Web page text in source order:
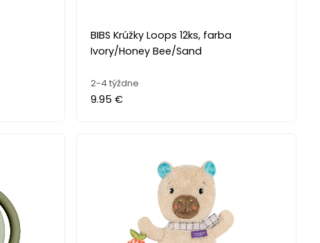
BIBS Krúžky Loops 12ks, farba
Ivory/Honey Bee/Sand
2-4 týždne
9.95 €